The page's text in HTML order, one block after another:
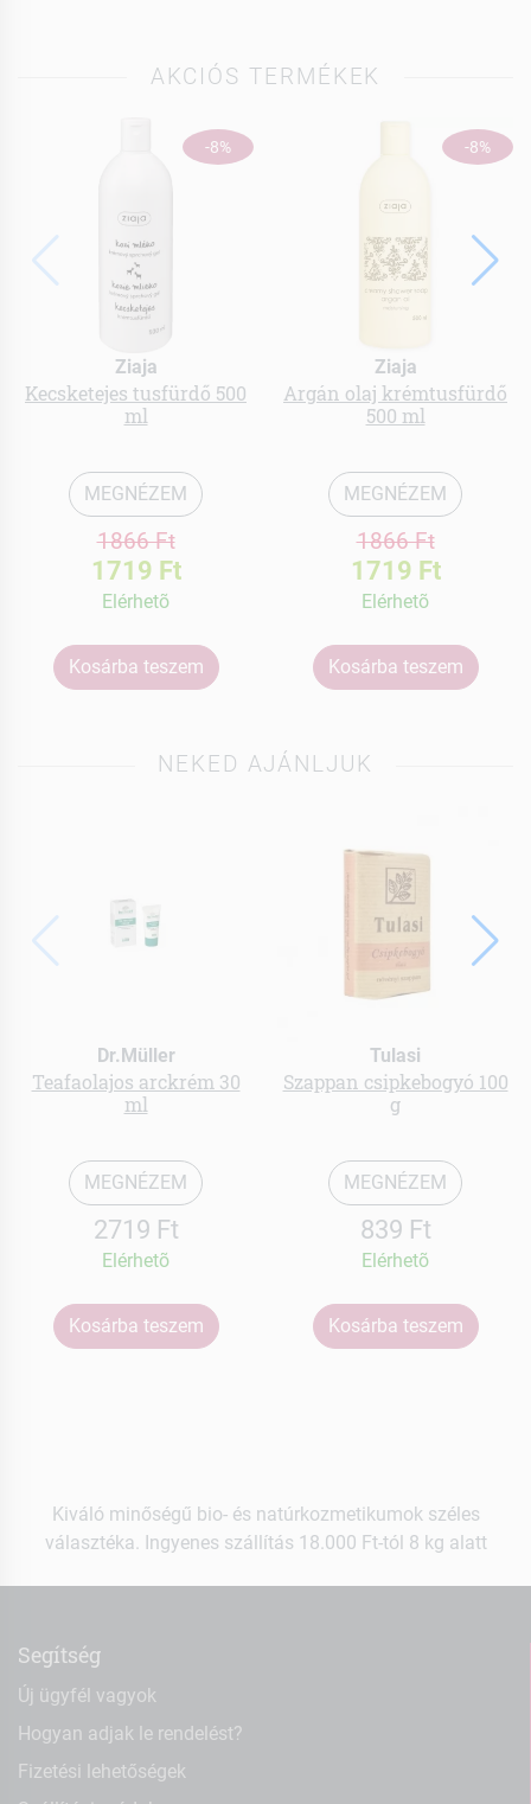
AKCIÓS TERMÉKEK
-8%
Ziaja
Kecsketejes tusfürdő 500
ml
MEGNÉZEM
1866 Ft
1719 Ft
Elérhetõ
Kosárba teszem
-8%
Ziaja
Argán olaj krémtusfürdő
500 ml
MEGNÉZEM
1866 Ft
1719 Ft
Elérhetõ
Kosárba teszem
NEKED AJÁNLJUK
Dr.Müller
Teafaolajos arckrém 30
ml
MEGNÉZEM
2719 Ft
Elérhetõ
Kosárba teszem
Tulasi
Szappan csipkebogyó 100
g
MEGNÉZEM
839 Ft
Elérhetõ
Kosárba teszem
Kiváló minőségű bio- és natúrkozmetikumok széles
választéka. Ingyenes szállítás 18.000 Ft-tól 8 kg alatt
Segítség
Új ügyfél vagyok
Hogyan adjak le rendelést?
Fizetési lehetőségek